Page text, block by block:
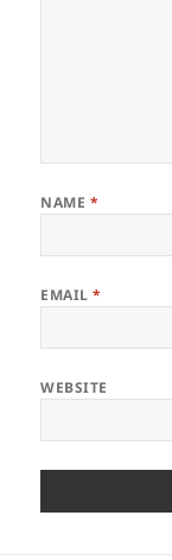
NAME *
EMAIL*
WEBSITE